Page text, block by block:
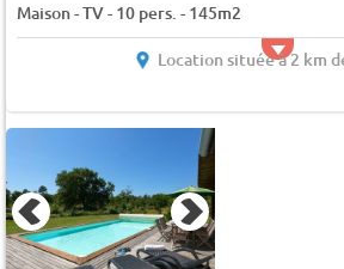
Maison - TV - 10 pers. - 145m2
Location située à 2 km